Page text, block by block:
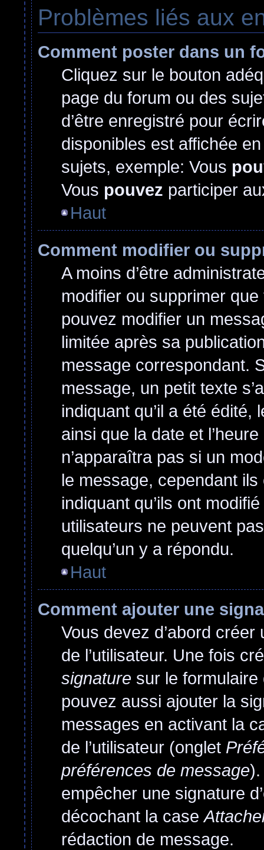
Problèmes liés aux
Comment poster dans un
Cliquez sur le bouton
page du forum ou des
d’être enregistré pour
disponibles est affichée
sujets, exemple: Vous
Vous pouvez participer
Haut
Comment modifier ou
A moins d’être
modifier ou supprimer
pouvez modifier un
limitée après sa
message correspondant.
message, un petit texte
indiquant qu’il a été édité,
ainsi que la date et
n’apparaîtra pas si un
le message, cependant
indiquant qu’ils ont
utilisateurs ne peuvent
quelqu’un y a répondu.
Haut
Comment ajouter une
Vous devez d’abord
de l’utilisateur. Une fois
signature sur le
pouvez aussi ajouter la
messages en activant la
de l’utilisateur (onglet
préférences de message).
empêcher une signature
décochant la case
rédaction de message.